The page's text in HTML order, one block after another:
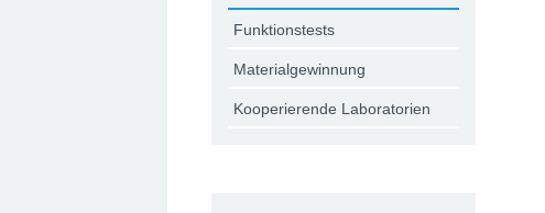
Funktionstests
Materialgewinnung
Kooperierende Laboratorien